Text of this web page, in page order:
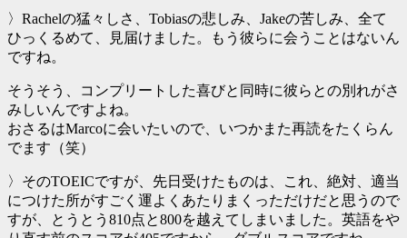
〉Rachelの猛々しさ、Tobiasの悲しみ、Jakeの苦しみ、全て
ひっくるめて、見届けました。もう彼らに会うことはないん
ですね。
そうそう、コンプリートした喜びと同時に彼らとの別れがさ
みしいんですよね。
おさるはMarcoに会いたいので、いつかまた再読をたくらん
でます（笑）
〉そのTOEICですが、先日受けたものは、これ、絶対、適当
につけた所がすごく運よくあたりまくっただけだと思うので
すが、とうとう810点と800を越えてしまいました。英語をや